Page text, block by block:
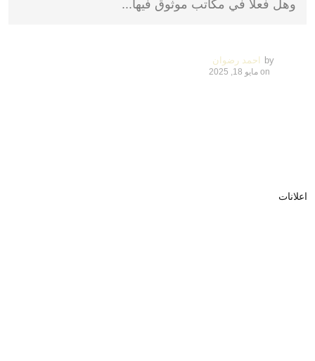
وهل فعلاً في مكاتب موثوق فيها...
by احمد رضوان
on مايو 18, 2025
اعلانات